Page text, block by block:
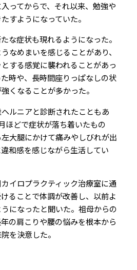
ってからで、それ以来、勉強や
すようになっていた。
な症状も現れるようになった。
なめまいを感じることがあり、
する感覚に襲われることがあっ
時や、長時間座りっぱなしの状
くなることが多かった。
ルニアと診断されたこともあ
ほどで症状が落ち着いたもの
大腿にかけて痛みやしびれが出
和感を感じながら生活してい
イロプラクティック治療室に通
ることで体調が改善し、以前よ
になったと聞いた。祖母からの
の肩こりや腰の悩みを根本から
を決意した。